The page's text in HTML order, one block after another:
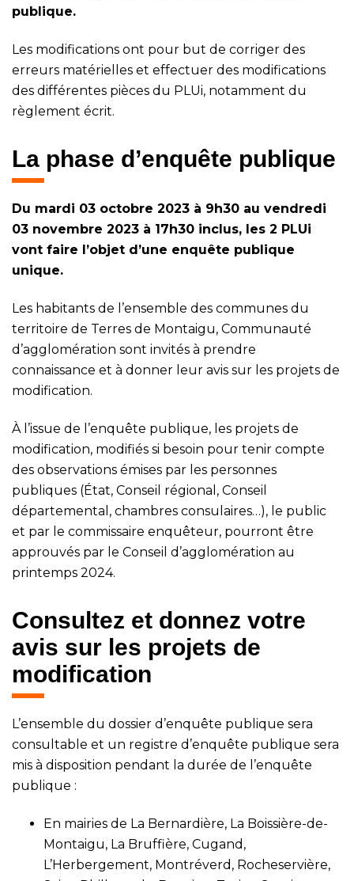
publique.
Les modifications ont pour but de corriger des
erreurs matérielles et effectuer des modifications
des différentes pièces du PLUi, notamment du
règlement écrit.
La phase d’enquête publique
Du mardi 03 octobre 2023 à 9h30 au vendredi
03 novembre 2023 à 17h30 inclus, les 2 PLUi
vont faire l’objet d’une enquête publique
unique.
Les habitants de l’ensemble des communes du
territoire de Terres de Montaigu, Communauté
d’agglomération sont invités à prendre
connaissance et à donner leur avis sur les projets de
modification.
À l’issue de l’enquête publique, les projets de
modification, modifiés si besoin pour tenir compte
des observations émises par les personnes
publiques (État, Conseil régional, Conseil
départemental, chambres consulaires…), le public
et par le commissaire enquêteur, pourront être
approuvés par le Conseil d’agglomération au
printemps 2024.
Consultez et donnez votre
avis sur les projets de
modification
L’ensemble du dossier d’enquête publique sera
consultable et un registre d’enquête publique sera
mis à disposition pendant la durée de l’enquête
publique :
En mairies de La Bernardière, La Boissière-de-
Montaigu, La Bruffière, Cugand,
L’Herbergement, Montréverd, Rocheservière,